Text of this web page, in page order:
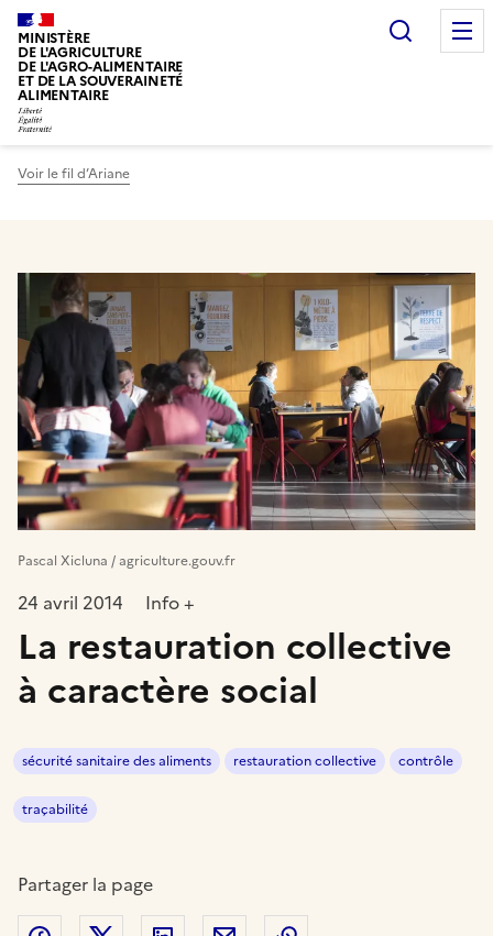
MINISTÈRE
DE L'AGRICULTURE
DE L'AGRO-ALIMENTAIRE
ET DE LA SOUVERAINETÉ
ALIMENTAIRE
Voir le fil d’Ariane
Pascal Xicluna / agriculture.gouv.fr
24 avril 2014 Info +
La restauration collective
à caractère social
sécurité sanitaire des aliments restauration collective contrôle
traçabilité
Partager la page